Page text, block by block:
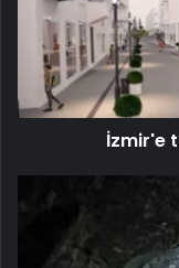
İzmir'e